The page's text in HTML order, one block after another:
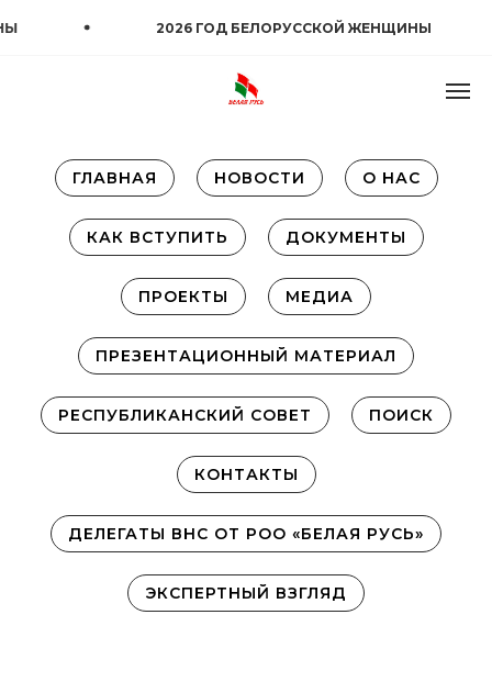
2026 ГОД БЕЛОРУССКОЙ ЖЕНЩИНЫ
ГЛАВНАЯ НОВОСТИ О НАС
КАК ВСТУПИТЬ ДОКУМЕНТЫ
ПРОЕКТЫ МЕДИА
ПРЕЗЕНТАЦИОННЫЙ МАТЕРИАЛ
РЕСПУБЛИКАНСКИЙ СОВЕТ ПОИСК
КОНТАКТЫ
ДЕЛЕГАТЫ ВНС ОТ РОО «БЕЛАЯ РУСЬ»
ЭКСПЕРТНЫЙ ВЗГЛЯД